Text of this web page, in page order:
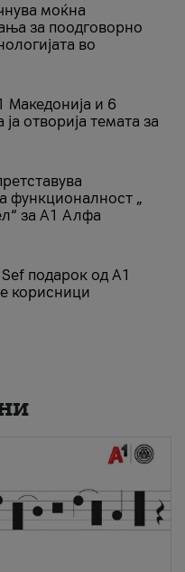
моќна
за поодговорно
во
Македонија и 6
отворија темата за
функционалност „
за А1 Алфа
подарок од А1
корисници